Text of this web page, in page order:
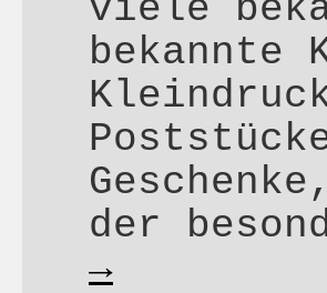
viele
bekannte
der
→